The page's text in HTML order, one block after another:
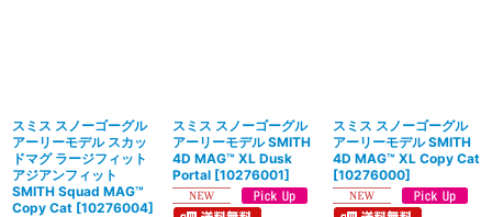
スミス スノーゴーグル
アーリーモデル スカッ
ドマグ ラージフィット
アジアンフィット
SMITH Squad MAG™
Copy Cat [10276004]
スミス スノーゴーグル
アーリーモデル SMITH
4D MAG™ XL Dusk
Portal [10276001]
スミス スノーゴーグル
アーリーモデル SMITH
4D MAG™ XL Copy Cat
[10276000]